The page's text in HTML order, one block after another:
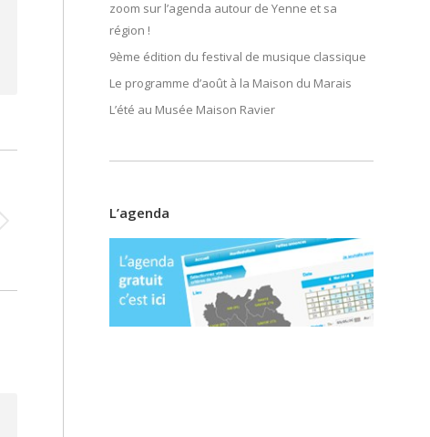
zoom sur l’agenda autour de Yenne et sa
région !
9ème édition du festival de musique classique
Le programme d’août à la Maison du Marais
L’été au Musée Maison Ravier
L’agenda